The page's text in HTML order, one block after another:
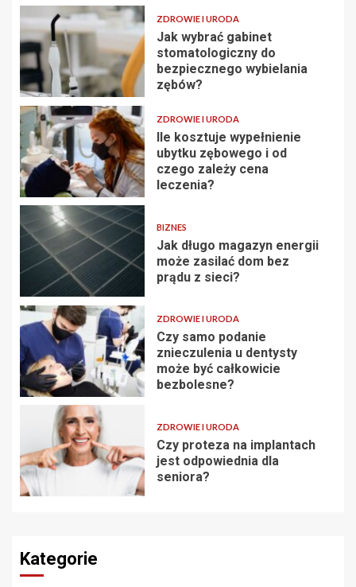
ZDROWIE I URODA
Jak wybrać gabinet
stomatologiczny do
bezpiecznego wybielania
zębów?
ZDROWIE I URODA
Ile kosztuje wypełnienie
ubytku zębowego i od
czego zależy cena
leczenia?
BIZNES
Jak długo magazyn energii
może zasilać dom bez
prądu z sieci?
ZDROWIE I URODA
Czy samo podanie
znieczulenia u dentysty
może być całkowicie
bezbolesne?
ZDROWIE I URODA
Czy proteza na implantach
jest odpowiednia dla
seniora?
Kategorie